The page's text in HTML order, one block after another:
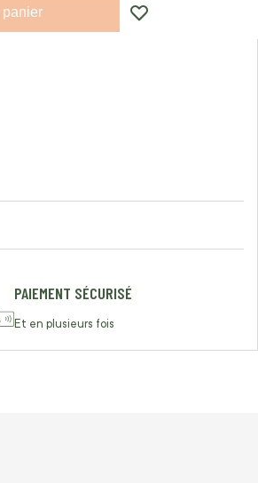
PAIEMENT SÉCURISÉ
Et en plusieurs fois